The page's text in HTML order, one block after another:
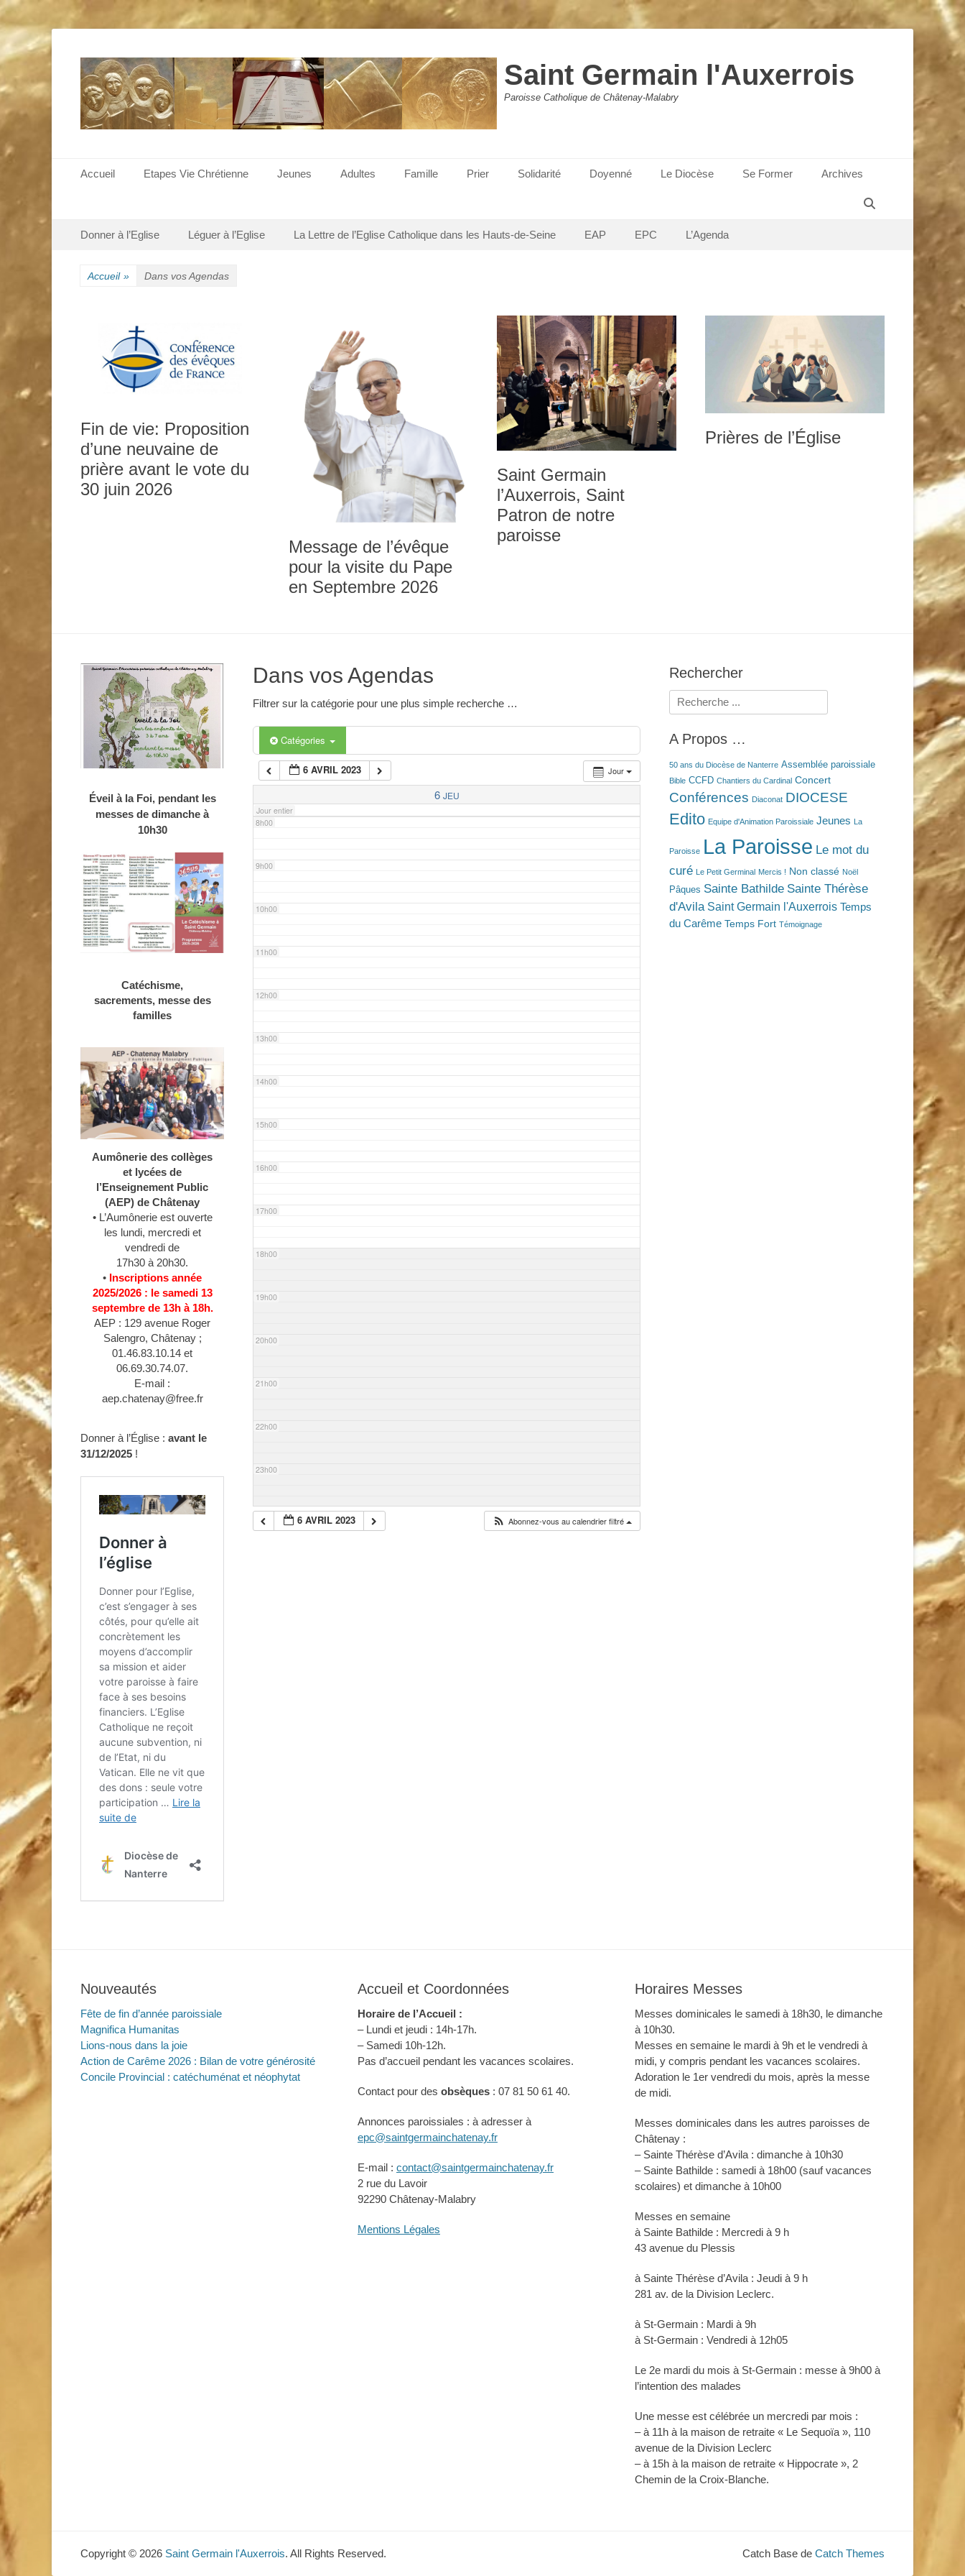
Saint Germain l'Auxerrois
Paroisse Catholique de Châtenay-Malabry
Menu principal
Accueil Etapes Vie Chrétienne Jeunes Adultes Famille Prier Solidarité Doyenné Le Diocèse Se Former
Archives
Recherche
Menu secondaire
Donner à l’Eglise Léguer à l’Eglise La Lettre de l’Eglise Catholique dans les Hauts-de-Seine EAP EPC L’Agenda
Accueil » Dans vos Agendas
Fin de vie: Proposition
d’une neuvaine de
prière avant le vote du
30 juin 2026
Message de l’évêque
pour la visite du Pape
en Septembre 2026
Saint Germain
l’Auxerrois, Saint
Patron de notre
paroisse
Prières de l’Église
Dans vos Agendas
Filtrer sur la catégorie pour une plus simple recherche …
Catégories
Jour
6 AVRIL 2023
6 JEU
Jour entier
6h00
7h00
8h00
9h00
10h00
11h00
12h00
13h00
14h00
15h00
16h00
17h00
18h00
19h00
20h00
21h00
22h00
23h00
6 AVRIL 2023 Abonnez-vous au calendrier filtré
Rechercher
Rechercher :
A Propos …
50 ans du Diocèse de Nanterre Assemblée paroissiale
Bible CCFD Chantiers du Cardinal Concert
Conférences Diaconat DIOCESE
Edito Equipe d'Animation Paroissiale Jeunes La
Paroisse La Paroisse Le mot du
curé
Le Petit Germinal Mercis ! Non classé Noël
Pâques Sainte Bathilde Sainte Thérèse
d'Avila Saint Germain l'Auxerrois Temps
du Carême Temps Fort Témoignage
Éveil à la Foi, pendant les
messes de dimanche à
10h30
Catéchisme,
sacrements, messe des
familles
Aumônerie des collèges
et lycées de
l’Enseignement Public
(AEP) de Châtenay
• L’Aumônerie est ouverte
les lundi, mercredi et
vendredi de
17h30 à 20h30.
• Inscriptions année
2025/2026 : le samedi 13
septembre de 13h à 18h.
AEP : 129 avenue Roger
Salengro, Châtenay ;
01.46.83.10.14 et
06.69.30.74.07.
E-mail :
aep.chatenay@free.fr
Donner à l’Église : avant le
31/12/2025 !
Nouveautés
Fête de fin d’année paroissiale
Magnifica Humanitas
Lions-nous dans la joie
Action de Carême 2026 : Bilan de votre générosité
Concile Provincial : catéchuménat et néophytat
Accueil et Coordonnées
Horaire de l’Accueil :
– Lundi et jeudi : 14h-17h.
– Samedi 10h-12h.
Pas d’accueil pendant les vacances scolaires.
Contact pour des obsèques : 07 81 50 61 40.
Annonces paroissiales : à adresser à
epc@saintgermainchatenay.fr
E-mail : contact@saintgermainchatenay.fr
2 rue du Lavoir
92290 Châtenay-Malabry
Mentions Légales
Horaires Messes
Messes dominicales le samedi à 18h30, le dimanche
à 10h30.
Messes en semaine le mardi à 9h et le vendredi à
midi, y compris pendant les vacances scolaires.
Adoration le 1er vendredi du mois, après la messe
de midi.
Messes dominicales dans les autres paroisses de
Châtenay :
– Sainte Thérèse d’Avila : dimanche à 10h30
– Sainte Bathilde : samedi à 18h00 (sauf vacances
scolaires) et dimanche à 10h00
Messes en semaine
à Sainte Bathilde : Mercredi à 9 h
43 avenue du Plessis
à Sainte Thérèse d’Avila : Jeudi à 9 h
281 av. de la Division Leclerc.
à St-Germain : Mardi à 9h
à St-Germain : Vendredi à 12h05
Le 2e mardi du mois à St-Germain : messe à 9h00 à
l’intention des malades
Une messe est célébrée un mercredi par mois :
– à 11h à la maison de retraite « Le Sequoïa », 110
avenue de la Division Leclerc
– à 15h à la maison de retraite « Hippocrate », 2
Chemin de la Croix-Blanche.
Copyright © 2026 Saint Germain l'Auxerrois. All Rights Reserved. Catch Base de Catch Themes